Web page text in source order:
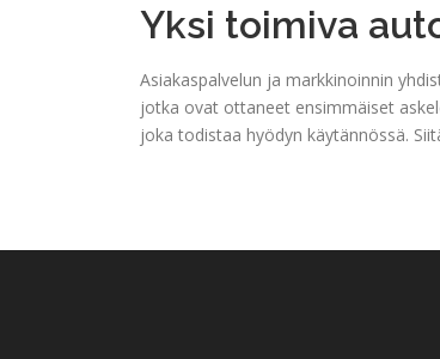
Yksi toimiva
Asiakaspalvelun ja markkinoinnin
jotka ovat ottaneet ensimmäiset
joka todistaa hyödyn käytännössä.